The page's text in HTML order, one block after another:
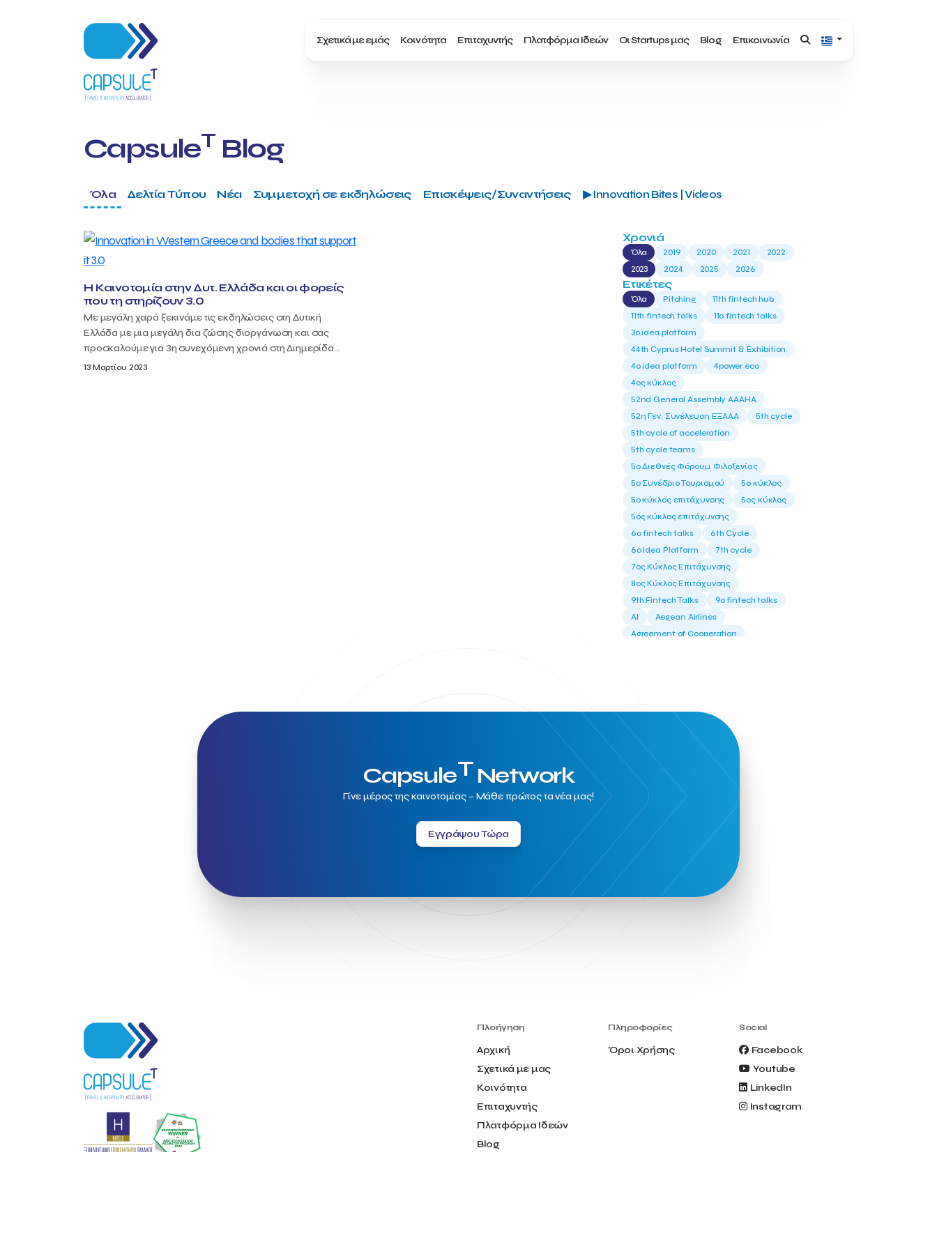
Σχετικά με εμάς Κοινότητα Επιταχυντής Πλατφόρμα Ιδεών Οι Startups μας Blog Επικοινωνία
CapsuleT Blog
Όλα Δελτία Τύπου Νέα Συμμετοχή σε εκδηλώσεις Επισκέψεις/Συναντήσεις ▶ Innovation Bites | Videos
Η Καινοτομία στην Δυτ. Ελλάδα και οι φορείς
που τη στηρίζουν 3.0
Με μεγάλη χαρά ξεκινάμε τις εκδηλώσεις στη Δυτική
Ελλάδα με μια μεγάλη δια ζώσης διοργάνωση και σας
προσκαλούμε για 3η συνεχόμενη χρονιά στη Διημερίδα...
13 Μαρτίου 2023
Χρονιά
Όλα 2019 2020 2021
2022
2023
2024 2025 2026
Ετικέτες
Όλα Pitching
11th fintech hub
11th fintech talks
11ο fintech talks
3o idea platform
44th Cyprus Hotel Summit & Exhibition
4o idea platform
4power eco
4ος κύκλος
52nd General Assembly AAAHA
52η Γεν. Συνέλευση ΕΞΑΑΑ
5th cycle
5th cycle of acceleration
5th cycle teams
5ο Διεθνές Φόρουμ Φιλοξενίας
5ο Συνέδριο Τουρισμού
5ο κύκλος
5ο κύκλος επιτάχυνσης
5ος κύκλος
5ος κύκλος επιτάχυνσης
6o fintech talks
6th Cycle
6ο Idea Platform
7th cycle
7ος Κύκλος Επιτάχυνσης
8ος Κύκλος Επιτάχυνσης
9th Fintech Talks
9ο fintech talks
AI
Aegean Airlines
Agreement of Cooperation
Amirandes Grecotel Boutique Resort
Angela Gerekou
Applications
Archimedes Center
Artificial Intelligence
Athens News Agency
Athens University of Economics &
Business
Best accelerator
Best incubator
Bizrupt
Booths 34-35
Borrn
Boutique Hotel
Cactus Royal Spa & Resort Hotel.
Campsaround
Canaves Oia Suites
Creta Maris
Creta Palm
Culture
Deliverback
CapsuleTNetwork
Γίνε μέρος της καινοτομίας – Μάθε πρώτος τα νέα μας!
Εγγράψου Τώρα
Πλοήγηση
Αρχική
Σχετικά με μας
Κοινότητα
Επιταχυντής
Πλατφόρμα Ιδεών
Blog
Πληροφορίες
Όροι Χρήσης
Social
Facebook
Youtube
LinkedIn
Instagram